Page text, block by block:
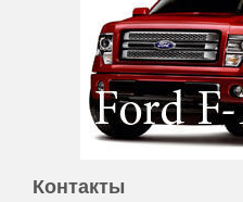
Контакты